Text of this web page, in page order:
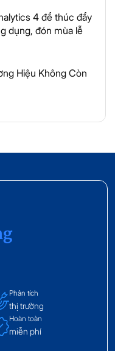
4 để thúc đẩy
dụng, đón mùa lễ
Hiệu Không Còn
Phân tích
thị trường
Hoàn toàn
miễn phí